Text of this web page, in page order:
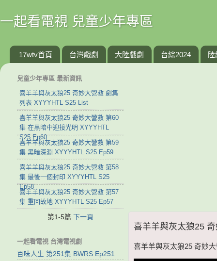
一起看電視 兒童少年專區
17wtv首頁 台灣戲劇 大陸戲劇 台綜2024 陸
喜羊羊與灰太狼25
喜羊羊與灰太狼25 奇妙
兒童少年專區 最新資訊
喜羊羊與灰太狼25 奇妙大營救 劇集
列表 XYYYHTL S25 List
喜羊羊與灰太狼25 奇妙大營救 第60
集 在黑暗中迎接光明 XYYYHTL
S25 Ep60
喜羊羊與灰太狼25 奇妙大營救 第59
集 黑暗深淵 XYYYHTL S25 Ep59
喜羊羊與灰太狼25 奇妙大營救 第58
集 最後一個封印 XYYYHTL S25
Ep58
喜羊羊與灰太狼25 奇妙大營救 第57
集 重回故地 XYYYHTL S25 Ep57
第1-5篇 下一頁
一起看電視 台灣電視劇
百味人生 第251集 BWRS Ep251